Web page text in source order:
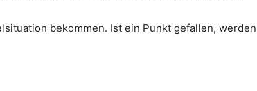
bekommen. Ist ein Punkt gefallen,